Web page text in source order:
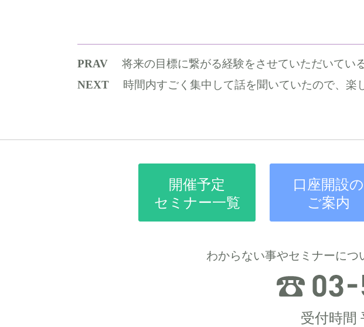
PRAV
将来の目標に繋がる経験をさせていただいてい
NEXT
時間内すごく集中して話を聞いていたので、楽しいし
開催予定
セミナー一覧
口座開設の
ご案内
わからない事やセミナーに
受付時間